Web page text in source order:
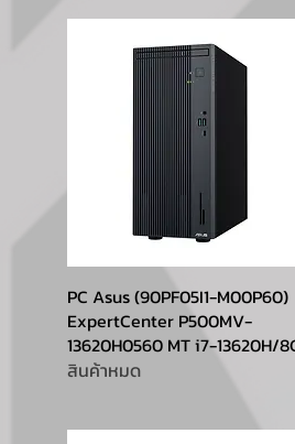
PC Asus (90PF05I1-M00P60)
ExpertCenter P500MV-
13620H0560 MT i7-13620H/
สินค้าหมด